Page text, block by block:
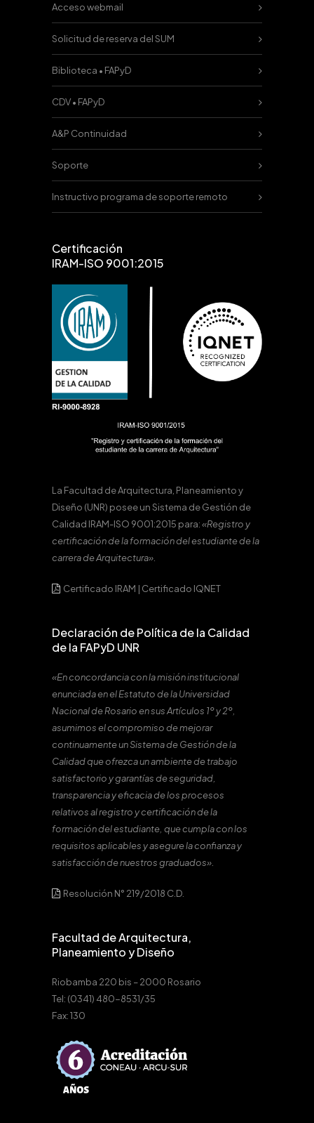
Acceso webmail
Solicitud de reserva del SUM
Biblioteca • FAPyD
CDV • FAPyD
A&P Continuidad
Soporte
Instructivo programa de soporte remoto
Certificación
IRAM-ISO 9001:2015
La Facultad de Arquitectura, Planeamiento y
Diseño (UNR) posee un Sistema de Gestión de
Calidad IRAM-ISO 9001:2015 para:«Registro y
certificación de la formación del estudiante de la
carrera de Arquitectura».
Certificado IRAM | Certificado IQNET
Declaración de Política de la Calidad
de la FAPyD UNR
«En concordancia con la misión institucional
enunciada en el Estatuto de la Universidad
Nacional de Rosario en sus Artículos 1º y 2º,
asumimos el compromiso de mejorar
continuamente un Sistema de Gestión de la
Calidad que ofrezca un ambiente de trabajo
satisfactorio y garantías de seguridad,
transparencia y eficacia de los procesos
relativos al registro y certificación de la
formación del estudiante, que cumpla con los
requisitos aplicables y asegure la confianza y
satisfacción de nuestros graduados».
Resolución N° 219/2018 C.D.
Facultad de Arquitectura,
Planeamiento y Diseño
Riobamba 220 bis – 2000 Rosario
Tel: (0341) 480-8531/35
Fax: 130